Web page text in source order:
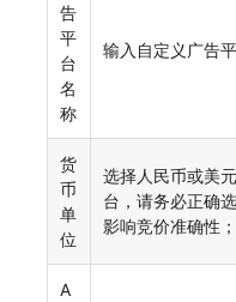
告
平
台
名
称
输入自定义广告平
货
币
单
位
选择人民币或美
台，请务必正确
影响竞价准确性
A